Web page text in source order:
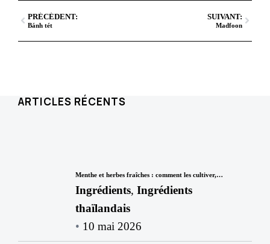
PRÉCÉDENT:
Bánh tét
SUIVANT:
Madfoon
ARTICLES RÉCENTS
Menthe et herbes fraîches : comment les cultiver,…
Ingrédients, Ingrédients
thaïlandais
10 mai 2026